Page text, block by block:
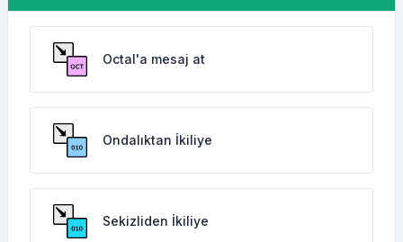
Octal'a mesaj at
Ondalıktan İkiliye
Sekizliden İkiliye